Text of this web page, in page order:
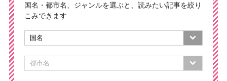
国名・都市名、ジャンルを選ぶと、読みたい記事を絞り
こみできます